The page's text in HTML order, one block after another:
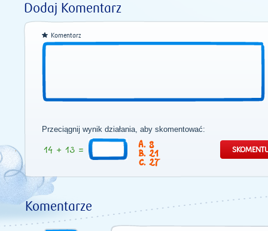
Dodaj Komentarz
Komentarz
Przeciągnij wynik działania, aby skomentować:
8
21
27
Komentarze